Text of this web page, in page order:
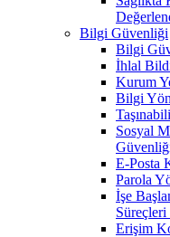
Bilgi Güvenliği
Bilgi
İhlal
Kurum
Bilgi
Sosyal
E-Posta
Parola
İşe
Süreçleri
Erişim